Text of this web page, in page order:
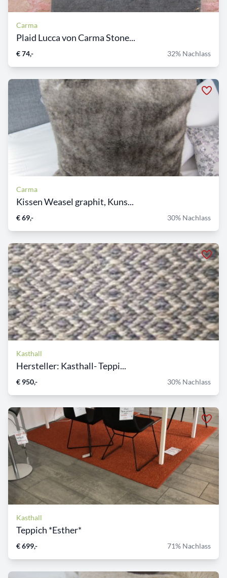
Carma
Plaid Lucca von Carma Stone...
€ 74,- 32% Nachlass
Carma
Kissen Weasel graphit, Kuns...
€ 69,- 30% Nachlass
Kasthall
Hersteller: Kasthall- Teppi...
€ 950,- 30% Nachlass
Kasthall
Teppich *Esther*
€ 699,- 71% Nachlass